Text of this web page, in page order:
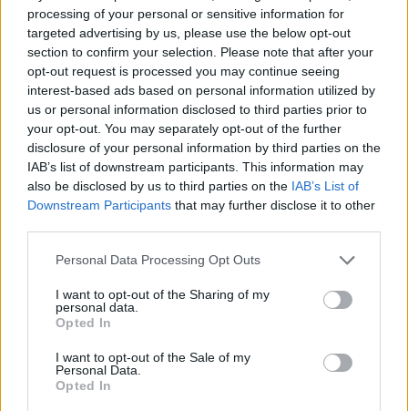
processing of your personal or sensitive information for
targeted advertising by us, please use the below opt-out
section to confirm your selection. Please note that after your
opt-out request is processed you may continue seeing
interest-based ads based on personal information utilized by
us or personal information disclosed to third parties prior to
your opt-out. You may separately opt-out of the further
disclosure of your personal information by third parties on the
IAB’s list of downstream participants. This information may
also be disclosed by us to third parties on the IAB’s List of
Downstream Participants that may further disclose it to other
Personal Data Processing Opt Outs
I want to opt-out of the Sharing of my
personal data.
Opted In
I want to opt-out of the Sale of my
Personal Data.
Opted In
SENS
SOS (Șoșoacă)
POT (Gavrilă)
PACE (Peia)
Acțiunea Conservatoare (Târziu)
PDF (Lazarus)
PUSL (D. Voiculescu)
FAR (Coarnă)
România pe Primul Loc (Ponta)
Altul